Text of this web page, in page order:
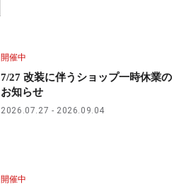
開催中
7/27 改装に伴うショップ一時休業の
お知らせ
2026.07.27 2026.09.04
開催中